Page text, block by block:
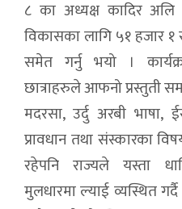
८ का अध्यक्ष कादिर
विकासका लागि ५१ हजार
समेत गर्नु भयो ।
छात्राहरुले आफनो प्रस्तुती
मदरसा, उर्दु अरबी भाषा,
प्रावधान तथा संस्कारका
रहेपनि राज्यले यस्ता
मुलधारमा ल्याई व्यस्थित गर्दै